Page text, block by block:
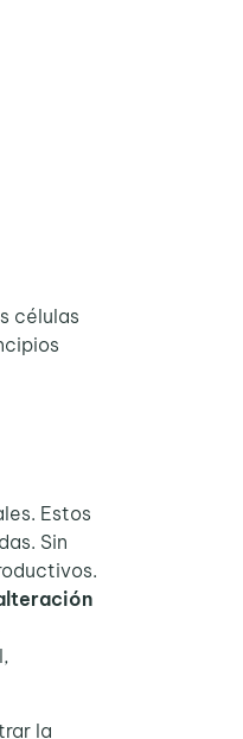
células
Estos
Sin
la